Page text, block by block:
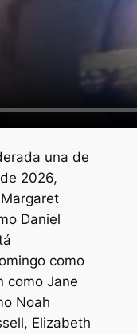
una de
2026,
Daniel
como
como Jane
Noah
Elizabeth